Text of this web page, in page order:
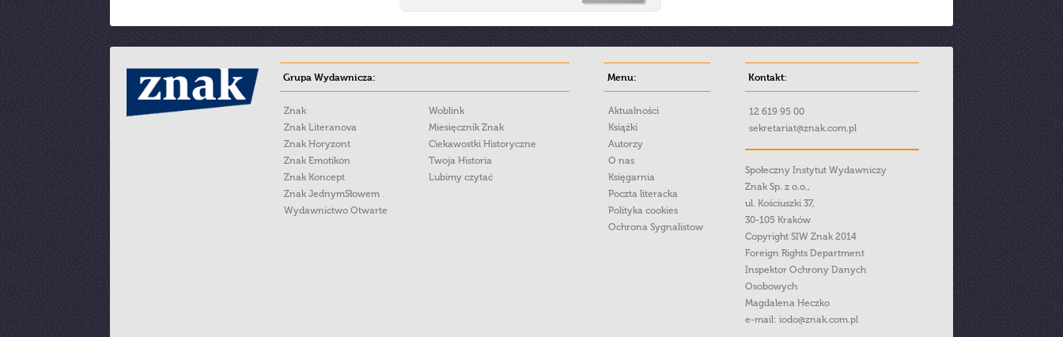
Grupa Wydawnicza:
Znak
Znak Literanova
Znak Horyzont
Znak Emotikon
Znak Koncept
Znak JednymSłowem
Wydawnictwo Otwarte
Woblink
Miesięcznik Znak
Ciekawostki Historyczne
Twoja Historia
Lubimy czytać
Menu:
Aktualności
Książki
Autorzy
O nas
Księgarnia
Poczta literacka
Polityka cookies
Ochrona Sygnalistow
Kontakt:
12 619 95 00
sekretariat@znak.com.pl
Społeczny Instytut Wydawniczy
Znak Sp. z o.o.,
ul. Kościuszki 37,
30-105 Kraków
Copyright SIW Znak 2014
Foreign Rights Department
Inspektor Ochrony Danych
Osobowych
Magdalena Heczko
e-mail: iodo@znak.com.pl